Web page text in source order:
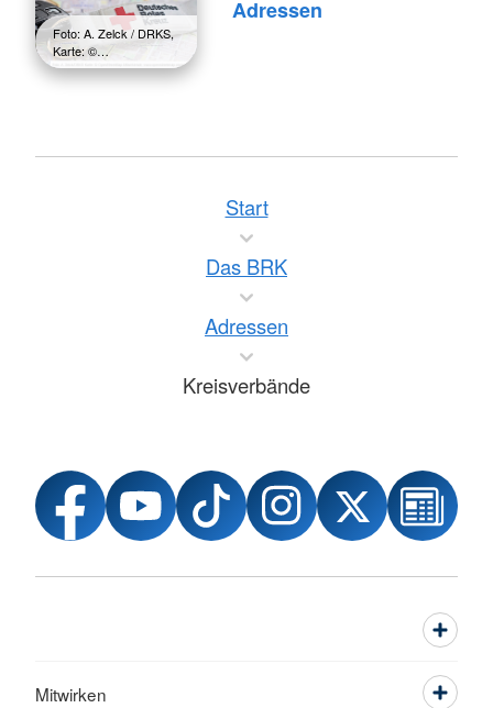
Foto: A. Zelck / DRKS,
Karte: ©…
Adressen
Start
Das BRK
Adressen
Kreisverbände
Mitwirken